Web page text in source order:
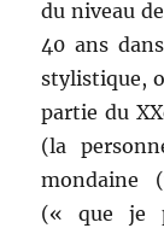
du niveau
40 ans
stylistique,
partie du
(la
mondaine
(« que je